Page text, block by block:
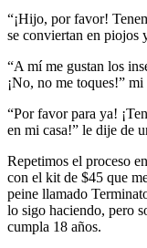
“¡Hijo, por favor!
se conviertan en piojos
“A mí me gustan los
¡No, no me toques!”
“Por favor para ya!
en mi casa!” le dije de
Repetimos el proceso
con el kit de $45 que
peine llamado
lo sigo haciendo, pero
cumpla 18 años.